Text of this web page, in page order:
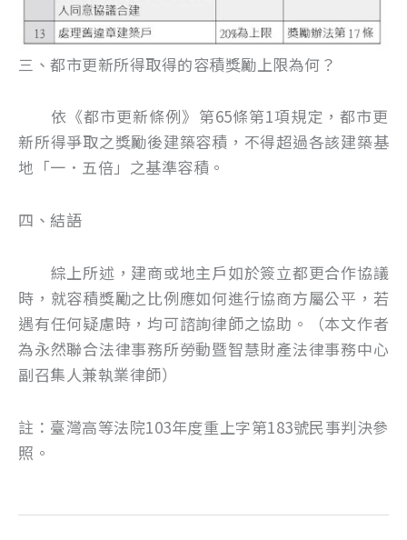
三、都市更新所得取得的容積獎勵上限為何？
依《都市更新條例》第65條第1項規定，都市更
新所得爭取之獎勵後建築容積，不得超過各該建築基
地「一．五倍」之基準容積。
四、結語
綜上所述，建商或地主戶如於簽立都更合作協議
時，就容積獎勵之比例應如何進行協商方屬公平，若
遇有任何疑慮時，均可諮詢律師之協助。（本文作者
為永然聯合法律事務所勞動暨智慧財產法律事務中心
副召集人兼執業律師）
註：臺灣高等法院103年度重上字第183號民事判決參
照。